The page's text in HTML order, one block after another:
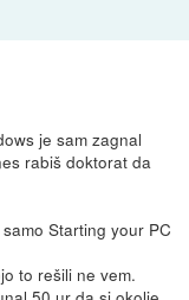
je sam zagnal
rabiš doktorat da
Starting your PC
to rešili ne vem.